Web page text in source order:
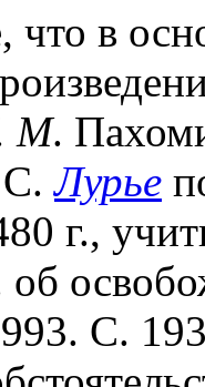
что в
М.
С.Лурье
г.,
об
С.